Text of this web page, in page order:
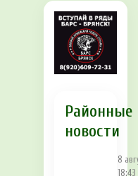
Районные
новости
8
18:43